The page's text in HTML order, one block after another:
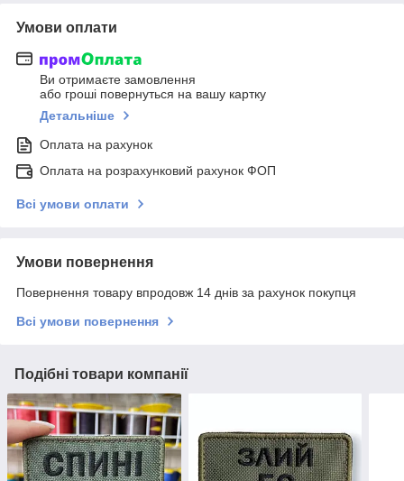
Умови оплати
Ви отримаєте замовлення
або гроші повернуться на вашу картку
Детальніше
Оплата на рахунок
Оплата на розрахунковий рахунок ФОП
Всі умови оплати
Умови повернення
Повернення товару впродовж 14 днів за рахунок покупця
Всі умови повернення
Подібні товари компанії